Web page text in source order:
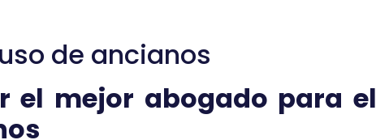
de ancianos
el mejor abogado para el